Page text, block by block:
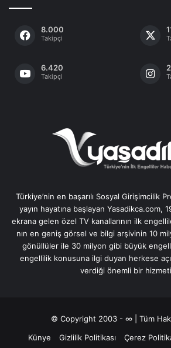
8.000
Takipçi
6.420
Takipçi
Türkiye’nin en başarılı Sosyal Girişimcilik
yayın hayatına başlayan Yasadikca.com,
ekrana gelen özel TV kanallarının ilk
nın en geniş görsel ve bilgi arşivinin 10
gönüllüler ile 30 milyon gibi büyük
engellilik konusuna ilgi duyan herkese
verdiği önemli bir
© Copyright 2003 - ∞ | Tüm
Künye
Gizlilik Politikası Çerez